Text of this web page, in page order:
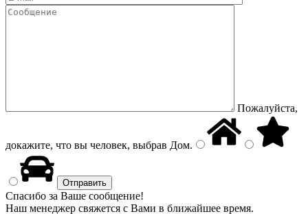
Пожалуйста,
докажите, что вы человек, выбрав Дом.
Спасибо за Ваше сообщение!
Наш менеджер свяжется с Вами в ближайшее время.